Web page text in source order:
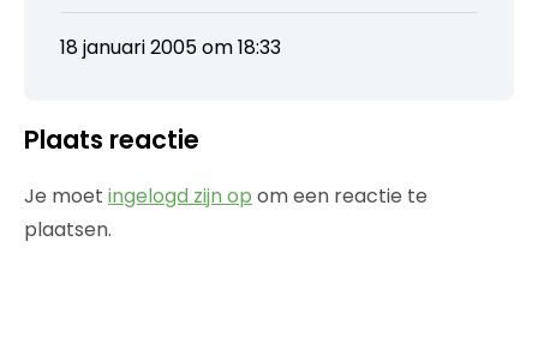
18 januari 2005 om 18:33
Plaats reactie
Je moet ingelogd zijn op om een reactie te
plaatsen.